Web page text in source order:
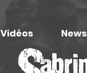
Vidéos News